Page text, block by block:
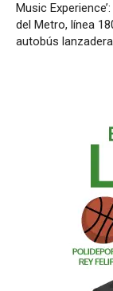
Music
del Metro, línea
autobús lanzadera